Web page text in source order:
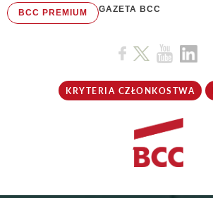
BCC PREMIUM GAZETA BCC
KRYTERIA CZŁONKOSTWA